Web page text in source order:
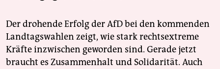
Der drohende Erfolg der AfD bei den kommenden
Landtagswahlen zeigt, wie stark rechtsextreme
Kräfte inzwischen geworden sind. Gerade jetzt
braucht es Zusammenhalt und Solidarität. Auch